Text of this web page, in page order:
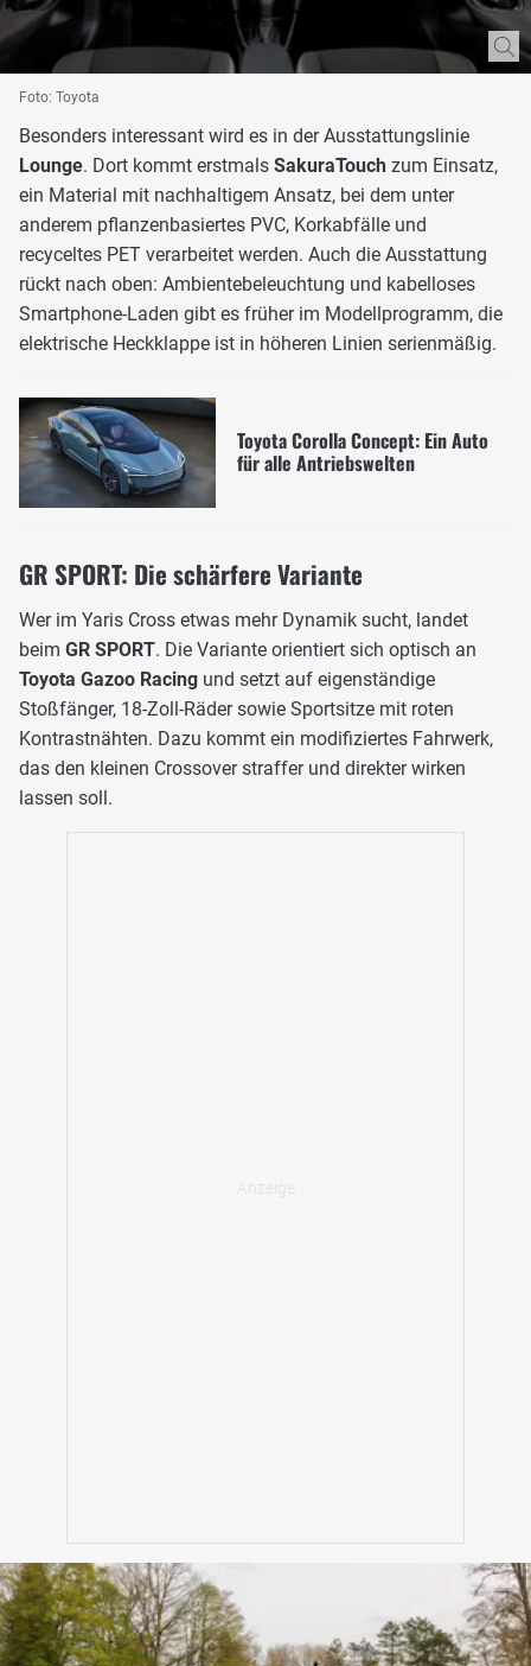
Foto: Toyota
Besonders interessant wird es in der Ausstattungslinie
Lounge. Dort kommt erstmals SakuraTouch zum Einsatz,
ein Material mit nachhaltigem Ansatz, bei dem unter
anderem pflanzenbasiertes PVC, Korkabfälle und
recyceltes PET verarbeitet werden. Auch die Ausstattung
rückt nach oben: Ambientebeleuchtung und kabelloses
Smartphone-Laden gibt es früher im Modellprogramm, die
elektrische Heckklappe ist in höheren Linien serienmäßig.
Toyota Corolla Concept: Ein Auto
für alle Antriebswelten
GR SPORT: Die schärfere Variante
Wer im Yaris Cross etwas mehr Dynamik sucht, landet
beim GR SPORT. Die Variante orientiert sich optisch an
Toyota Gazoo Racing und setzt auf eigenständige
Stoßfänger, 18-Zoll-Räder sowie Sportsitze mit roten
Kontrastnähten. Dazu kommt ein modifiziertes Fahrwerk,
das den kleinen Crossover straffer und direkter wirken
lassen soll.